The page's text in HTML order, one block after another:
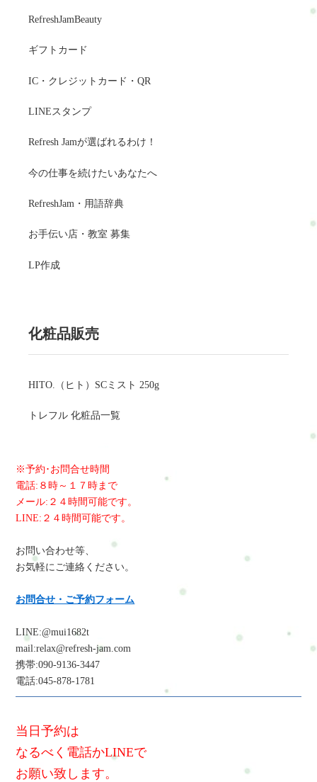
RefreshJamBeauty
ギフトカード
IC・クレジットカード・QR
LINEスタンプ
Refresh Jamが選ばれるわけ！
今の仕事を続けたいあなたへ
RefreshJam・用語辞典
お手伝い店・教室 募集
LP作成
化粧品販売
HITO.（ヒト）SCミスト 250g
トレフル 化粧品一覧
※予約･お問合せ時間
電話:８時～１７時まで
メール:２４時間可能です。
LINE:２４時間可能です。
お問い合わせ等、
お気軽にご連絡ください。
お問合せ・ご予約フォーム
LINE:@mui1682t
mail:relax@refresh-jam.com
携帯:090-9136-3447
電話:045-878-1781
当日予約は
なるべく電話かLINEで
お願い致します。